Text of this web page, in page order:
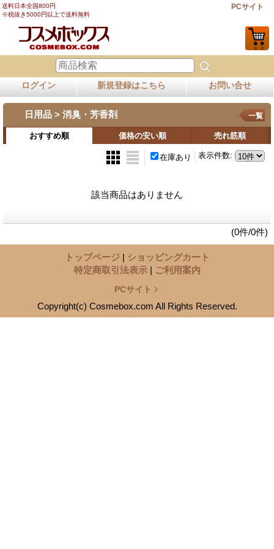
送料日本全国800円
※税抜き5000円以上で送料無料
PCサイト
ログイン 新規登録はこちら お問い合せ
日用品 > 消臭・芳香剤 一覧
おすすめ順 価格の安い順 売れ筋順
表示件数:
在庫あり
該当商品はありません
(0件/0件)
トップページ | ショッピングカート
特定商取引法表示 | ご利用案内
PCサイト
Copyright(c) Cosmebox.com All Rights Reserved.